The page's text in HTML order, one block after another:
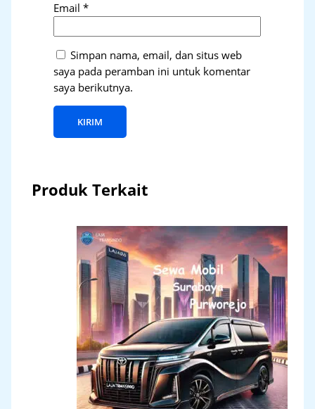
Email*
Simpan nama, email, dan situs web
saya pada peramban ini untuk komentar
saya berikutnya.
Produk Terkait